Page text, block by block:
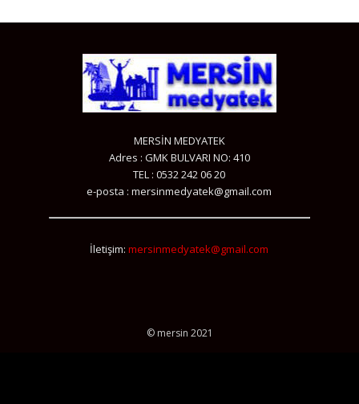
MERSİN MEDYATEK
Adres : GMK BULVARI NO: 410
TEL : 0532 242 06 20
e-posta : mersinmedyatek@gmail.com
İletişim:mersinmedyatek@gmail.com
© mersin 2021